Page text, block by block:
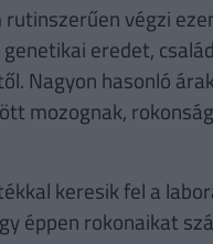
rutinszerűen végzi
eredet,
Nagyon hasonló
mozognak,
keresik fel a
éppen rokonaikat